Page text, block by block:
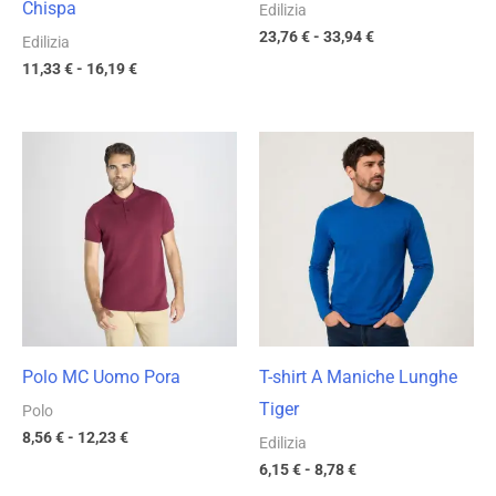
Chispa
Edilizia
11,33€- 16,19€
Edilizia
23,76€- 33,94€
Polo MC Uomo Pora
Polo
8,56€- 12,23€
Fascia
di
prezzo:
da
12,23 €
T-shirt A Maniche Lunghe
Tiger
Edilizia
6,15€- 8,78€
Fascia
di
prezzo:
da